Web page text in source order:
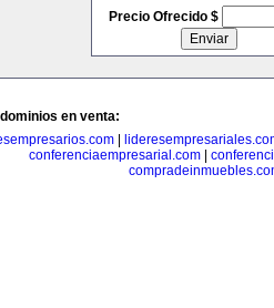
Precio Ofrecido $
en venta:
conferenciaempresarial.com